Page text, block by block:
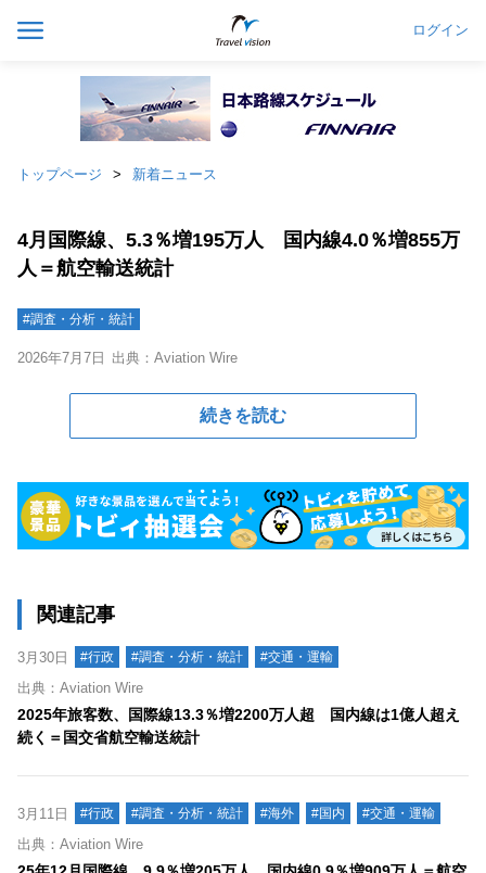
ログイン
トップページ 新着ニュース
4月国際線、5.3％増195万人 国内線4.0％増855万
人＝航空輸送統計
#調査・分析・統計
2026年7月7日 出典：Aviation Wire
続きを読む
関連記事
3月30日 #行政 #調査・分析・統計 #交通・運輸
出典：Aviation Wire
2025年旅客数、国際線13.3％増2200万人超 国内線は1億人超え
続く＝国交省航空輸送統計
3月11日 #行政 #調査・分析・統計 #海外 #国内 #交通・運輸
出典：Aviation Wire